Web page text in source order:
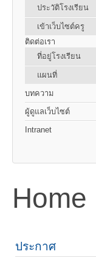
ประวัติโรงเรียน
เข้าเว็บไซต์ครู
ติดต่อเรา
ที่อยู่โรงเรียน
แผนที่
บทความ
ผู้ดูแลเว็บไซต์
Intranet
Home
ประกาศ